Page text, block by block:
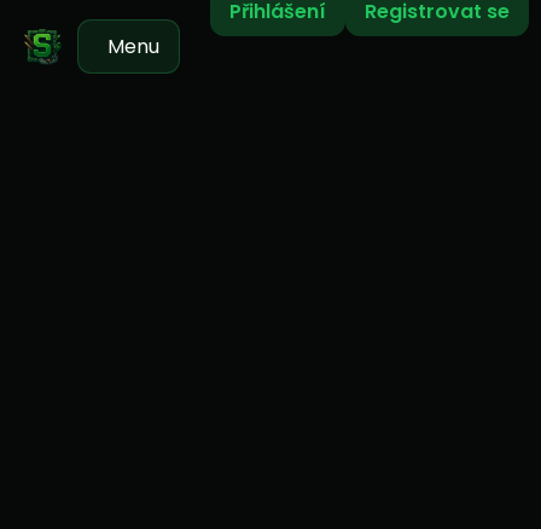
Přihlášení
Registrovat se
Menu